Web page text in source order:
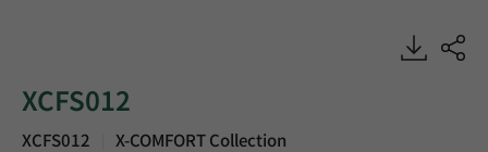
XCFS012
XCFS012 X-COMFORT Collection